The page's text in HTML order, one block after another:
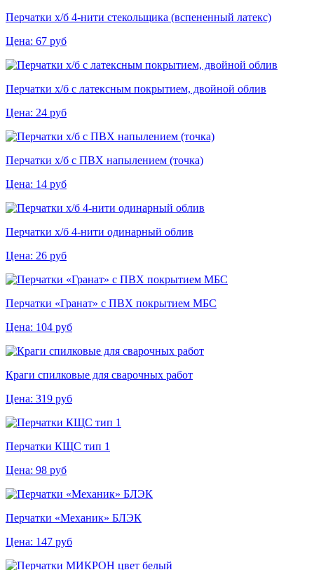
Перчатки х/б 4-нити стекольщика (вспененный латекс)
Цена: 67 руб
Перчатки х/б с латексным покрытием, двойной облив
Цена: 24 руб
Перчатки х/б с ПВХ напылением (точка)
Цена: 14 руб
Перчатки х/б 4-нити одинарный облив
Цена: 26 руб
Перчатки «Гранат» с ПВХ покрытием МБС
Цена: 104 руб
Краги спилковые для сварочных работ
Цена: 319 руб
Перчатки КЩС тип 1
Цена: 98 руб
Перчатки «Механик» БЛЭК
Цена: 147 руб